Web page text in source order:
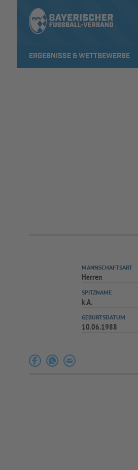
ERGEBNISSE & WETTBEWERBE
MANNSCHAFTSART
Herren
SPITZNAME
k.A.
GEBURTSDATUM
10.06.1988